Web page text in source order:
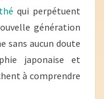
qui perpétuent
génération
sans aucun doute
japonaise et
à comprendre